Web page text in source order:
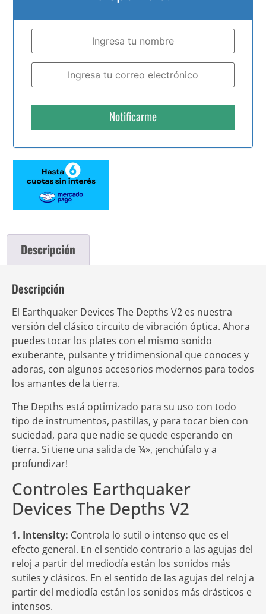
Notificarme
Descripción
Descripción
El Earthquaker Devices The Depths V2 es nuestra
versión del clásico circuito de vibración óptica. Ahora
puedes tocar los plates con el mismo sonido
exuberante, pulsante y tridimensional que conoces y
adoras, con algunos accesorios modernos para todos
los amantes de la tierra.
The Depths está optimizado para su uso con todo
tipo de instrumentos, pastillas, y para tocar bien con
suciedad, para que nadie se quede esperando en
tierra. Si tiene una salida de ¼», ¡enchúfalo y a
profundizar!
Controles Earthquaker
Devices The Depths V2
1. Intensity: Controla lo sutil o intenso que es el
efecto general. En el sentido contrario a las agujas del
reloj a partir del mediodía están los sonidos más
sutiles y clásicos. En el sentido de las agujas del reloj a
partir del mediodía están los sonidos más drásticos e
intensos.